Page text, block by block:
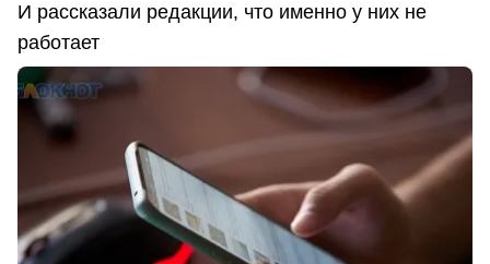
И рассказали редакции, что именно у них не
работает